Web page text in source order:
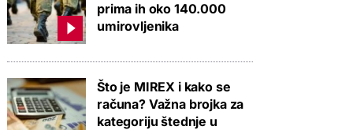
prima ih oko 140.000
umirovljenika
Što je MIREX i kako se
računa? Važna brojka za
kategoriju štednje u